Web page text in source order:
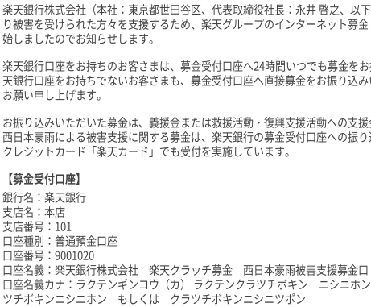
楽天銀行株式会社（本社：東京都世田谷区、代表取締役社長：永井 啓之、以
り被害を受けられた方々を支援するため、楽天グループのインターネット募
始しましたのでお知らせします。
楽天銀行口座をお持ちのお客さまは、募金受付口座へ24時間いつでも募金を
天銀行口座をお持ちでないお客さまも、募金受付口座へ直接募金をお振り込
お願い申し上げます。
お振り込みいただいた募金は、義援金または救援活動・復興支援活動への支
西日本豪雨による被害支援に関する募金は、楽天銀行の募金受付口座への振
クレジットカード「楽天カード」でも受付を実施しています。
【募金受付口座】
銀行名：楽天銀行
支店名：本店
支店番号：101
口座種別：普通預金口座
口座番号：9001020
口座名義：楽天銀行株式会社 楽天クラッチ募金 西日本豪雨被害支援募金口
口座名義カナ：ラクテンギンコウ（カ） ラクテンクラツチボキン ニシニホ
ツチボキンニシニホン もしくは クラツチボキンニシニツポン